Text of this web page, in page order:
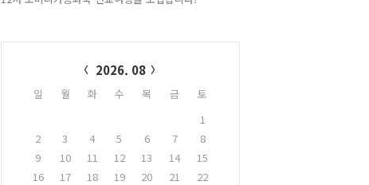
2026. 08
일 월 화 수 목 금
토
1
2
3 4 5 6 7
8
9
10 11 12 13 14
15
16
17 18 19 20 21
22